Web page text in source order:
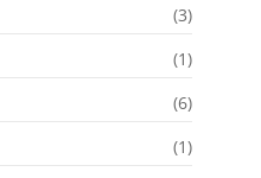
(3)
(1)
(6)
(1)